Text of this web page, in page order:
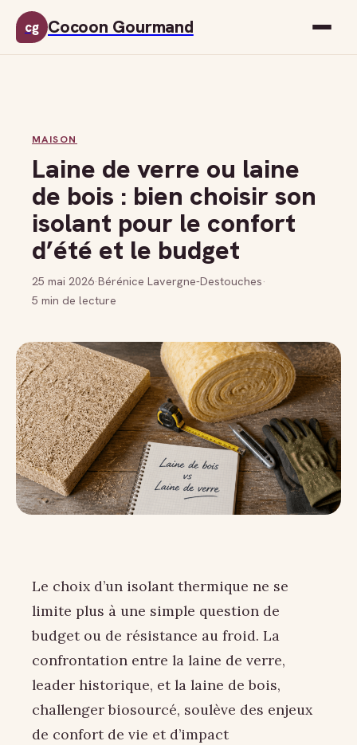
cg Cocoon Gourmand
MAISON
Laine de verre ou laine
de bois : bien choisir son
isolant pour le confort
d’été et le budget
25 mai 2026·Bérénice Lavergne-Destouches·
5 min de lecture
Le choix d’un isolant thermique ne se
limite plus à une simple question de
budget ou de résistance au froid. La
confrontation entre la laine de verre,
leader historique, et la laine de bois,
challenger biosourcé, soulève des enjeux
de confort de vie et d’impact